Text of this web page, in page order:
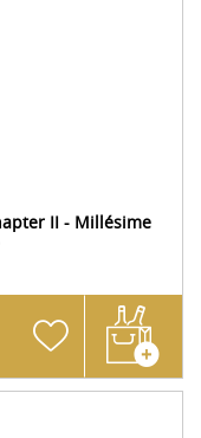
II - Millésime